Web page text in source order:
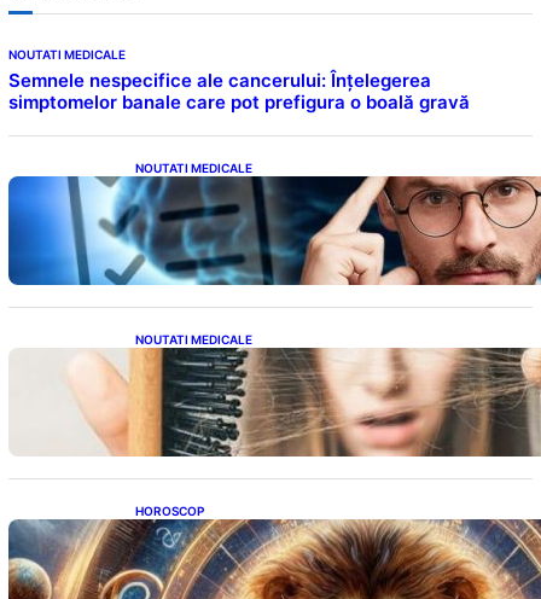
NOUTATI MEDICALE
Semnele nespecifice ale cancerului: Înțelegerea
simptomelor banale care pot prefigura o boală gravă
NOUTATI MEDICALE
Inteligența dincolo de note: Semnele unui IQ
ridicat care nu țin de școală
NOUTATI MEDICALE
Semnele unei deficiențe de proteine:
Impactul asupra sănătății tale
HOROSCOP
Portalul Leului 8/8: Oportunități de
Abundență pentru Cinci Zodii în 2026